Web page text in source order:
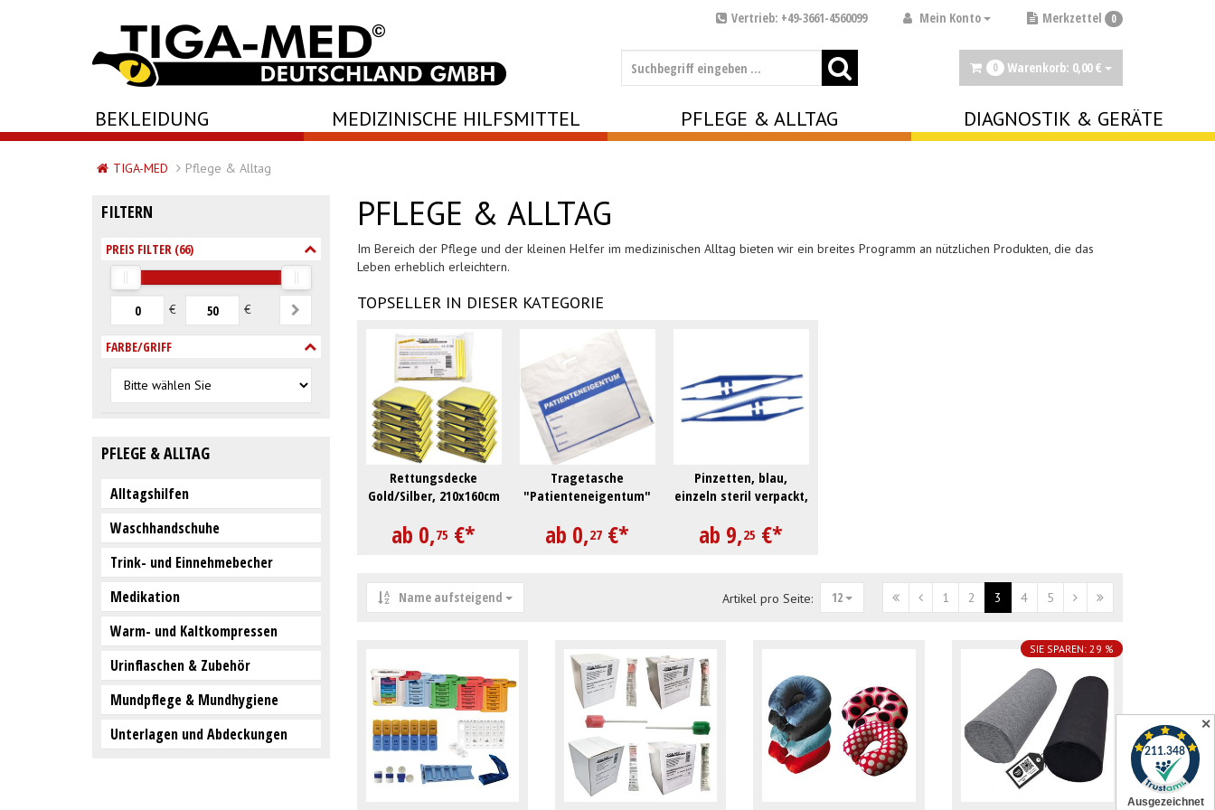
✕
Merkzettel 0
Mein Konto
Vertrieb: +49-3661-4560099
0 Warenkorb: 0,00 €
BEKLEIDUNG MEDIZINISCHE HILFSMITTEL PFLEGE & ALLTAG DIAGNOSTIK & GERÄTE
TIGA-MED Pflege & Alltag
FILTERN
PREIS FILTER (66)
€ €
FARBE/GRIFF
PFLEGE & ALLTAG
Alltagshilfen
Waschhandschuhe
Trink- und Einnehmebecher
Medikation
Warm- und Kaltkompressen
Urinflaschen & Zubehör
Mundpflege & Mundhygiene
Unterlagen und Abdeckungen
PFLEGE & ALLTAG
Im Bereich der Pflege und der kleinen Helfer im medizinischen Alltag bieten wir ein breites Programm an nützlichen Produkten, die das
Leben erheblich erleichtern.
TOPSELLER IN DIESER KATEGORIE
Rettungsdecke
Gold/Silber, 210x160cm
ab 0,75 €*
Tragetasche
"Patienteneigentum"
ab 0,27 €*
Pinzetten, blau,
einzeln steril verpackt,
ab 9,25 €*
Name aufsteigend 1 2 3 4 5
Artikel pro Seite: 12
SIE SPAREN: 29 %